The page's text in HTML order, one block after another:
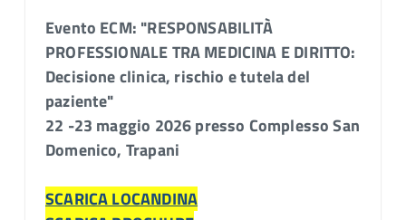
Evento ECM: "RESPONSABILITÀ
PROFESSIONALE TRA MEDICINA E DIRITTO:
Decisione clinica, rischio e tutela del
paziente"
22 -23 maggio 2026 presso Complesso San
Domenico, Trapani
SCARICA LOCANDINA